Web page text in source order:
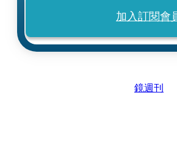
加入訂閱會
鏡週刊